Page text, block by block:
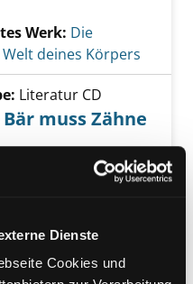
Dienste
Cookies und
Werk: Die
deines Körpers
Literatur CD
muss Zähne
Bär kommt in den
Jutta
Werk: Iss was?! Fit